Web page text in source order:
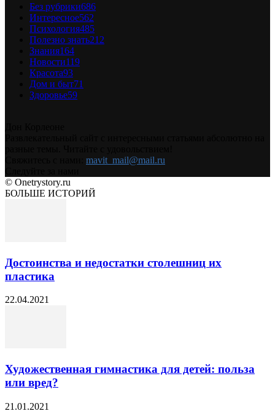
Без рубрики686
Интересное562
Психология485
Полезно знать212
Знания164
Новости119
Красота93
Дом и быт71
Здоровье59
mavit_mail@mail.ru
© Onetrystory.ru
БОЛЬШЕ ИСТОРИЙ
Достоинства и недостатки столешниц их
пластика
22.04.2021
Художественная гимнастика для детей: польза
или вред?
21.01.2021